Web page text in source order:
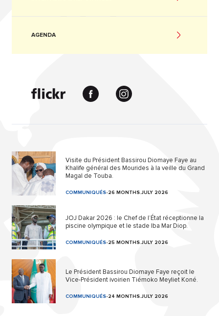
AGENDA
Visite du Président Bassirou Diomaye Faye au
Khalife général des Mourides à la veille du Grand
Magal de Touba.
COMMUNIQUÉS-26 MONTHS.JULY 2026
JOJ Dakar 2026 : le Chef de l’État réceptionne la
piscine olympique et le stade Iba Mar Diop.
COMMUNIQUÉS-25 MONTHS.JULY 2026
Le Président Bassirou Diomaye Faye reçoit le
Vice-Président ivoirien Tiémoko Meyliet Koné.
COMMUNIQUÉS-24 MONTHS.JULY 2026